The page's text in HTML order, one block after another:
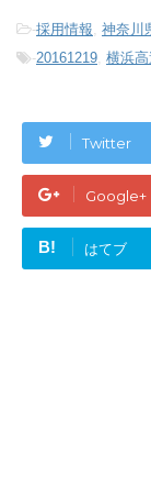
-採用情報, 神奈川
-20161219, 横浜
Twitter
Google+
B! はてブ